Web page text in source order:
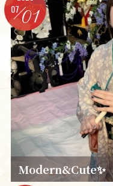
0701
Modern&Cute✨️